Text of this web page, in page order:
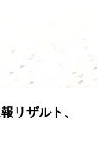
リザルト、